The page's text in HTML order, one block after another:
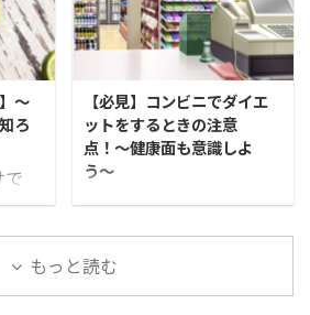
させ
麹を
す。 自然の状態の色は、
長期にわたって維持する
ことが大変難しいため、
加工段階で見栄えをより
良くするために、何種類
かの着色料を混ぜ ...
と
な
る
？
食
・
で
い
ま
って
性抜群です！ ＜用意す
るもの＞ 万能タレを作る
のに用意するものを紹介
させていただきます。 か
なり豊富に素材を使って
ますので買い物前に、メ
ムーズに進むと思いま
す。 ミニトマト10個 き
ゅうり1本 小ねぎ 適量 玉
ねぎ1個 大葉5枚 にんに
〜
ろ
をし
行く
【必見】コンビニでダイエ
ットをするときの注意
点！〜健康面も意識しよ
う〜
こんにちは^^アリサで
ました！ コンビニダイエ
ットをする時の注意点！
もっと読む